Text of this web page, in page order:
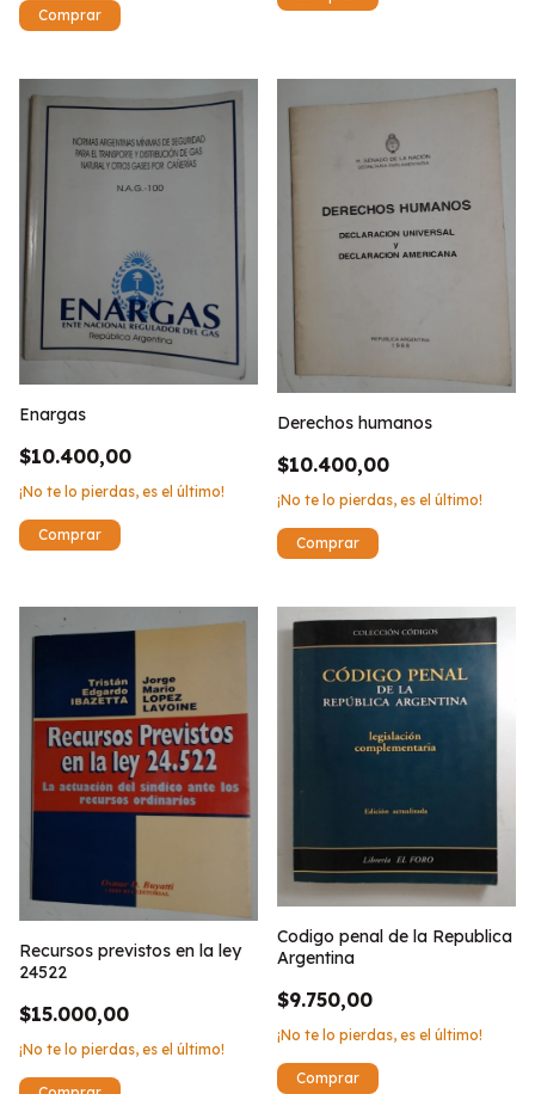
Enargas
$10.400,00
¡No te lo pierdas, es el último!
Derechos humanos
$10.400,00
¡No te lo pierdas, es el último!
Recursos previstos en la ley
24522
$15.000,00
¡No te lo pierdas, es el último!
Codigo penal de la Republica
Argentina
$9.750,00
¡No te lo pierdas, es el último!